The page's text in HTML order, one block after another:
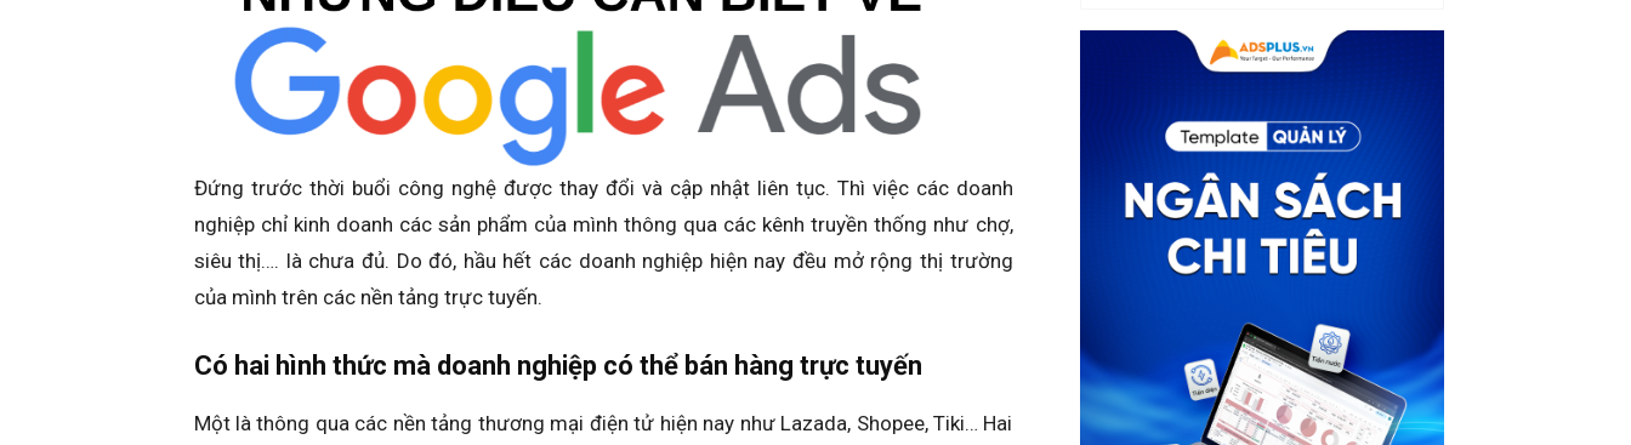
Đứng trước thời buổi công nghệ được thay đổi và cập nhật liên tục. Thì việc các doanh
nghiệp chỉ kinh doanh các sản phẩm của mình thông qua các kênh truyền thống như chợ,
siêu thị…. là chưa đủ. Do đó, hầu hết các doanh nghiệp hiện nay đều mở rộng thị trường
của mình trên các nền tảng trực tuyến.
Có hai hình thức mà doanh nghiệp có thể bán hàng trực tuyến
Một là thông qua các nền tảng thương mại điện tử hiện nay như Lazada, Shopee, Tiki… Hai